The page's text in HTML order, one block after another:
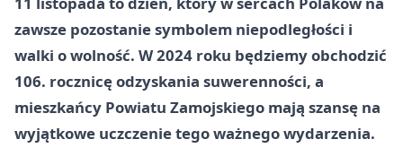
zawsze pozostanie symbolem niepodległości i
walki o wolność. W 2024 roku będziemy obchodzić
106. rocznicę odzyskania suwerenności, a
mieszkańcy Powiatu Zamojskiego mają szansę na
wyjątkowe uczczenie tego ważnego wydarzenia.